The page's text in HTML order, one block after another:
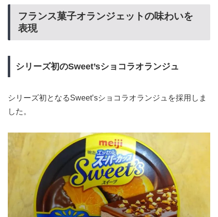
フランス菓子オランジェットの味わいを
表現
シリーズ初のSweet’sショコラオランジュ
シリーズ初となるSweet’sショコラオランジュを採用しま
した。